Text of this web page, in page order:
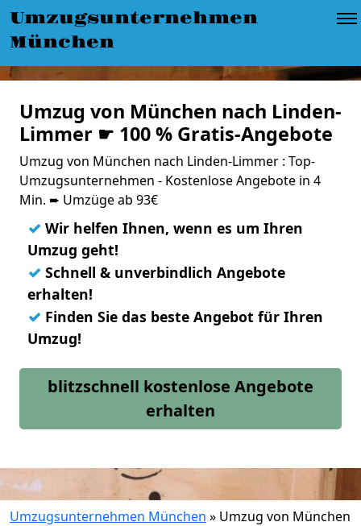
Umzugsunternehmen
München
Umzug von München nach Linden-
Limmer ☛ 100 % Gratis-Angebote
Umzug von München nach Linden-Limmer : Top-
Umzugsunternehmen - Kostenlose Angebote in 4
Min. ➨ Umzüge ab 93€
✓ Wir helfen Ihnen, wenn es um Ihren
Umzug geht!
✓ Schnell & unverbindlich Angebote
erhalten!
✓ Finden Sie das beste Angebot für Ihren
Umzug!
blitzschnell kostenlose Angebote
erhalten
Umzugsunternehmen München » Umzug von München